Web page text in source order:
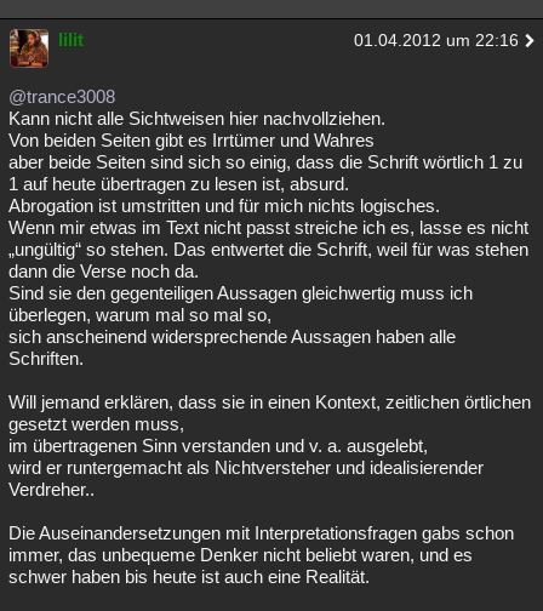
lilit 01.04.2012 um 22:16
@trance3008
Kann nicht alle Sichtweisen hier nachvollziehen.
Von beiden Seiten gibt es Irrtümer und Wahres
aber beide Seiten sind sich so einig, dass die Schrift wörtlich 1 zu
1 auf heute übertragen zu lesen ist, absurd.
Abrogation ist umstritten und für mich nichts logisches.
Wenn mir etwas im Text nicht passt streiche ich es, lasse es nicht
„ungültig“ so stehen. Das entwertet die Schrift, weil für was stehen
dann die Verse noch da.
Sind sie den gegenteiligen Aussagen gleichwertig muss ich
überlegen, warum mal so mal so,
sich anscheinend widersprechende Aussagen haben alle
Schriften.
Will jemand erklären, dass sie in einen Kontext, zeitlichen örtlichen
gesetzt werden muss,
im übertragenen Sinn verstanden und v. a. ausgelebt,
wird er runtergemacht als Nichtversteher und idealisierender
Verdreher..
Die Auseinandersetzungen mit Interpretationsfragen gabs schon
immer, das unbequeme Denker nicht beliebt waren, und es
schwer haben bis heute ist auch eine Realität.